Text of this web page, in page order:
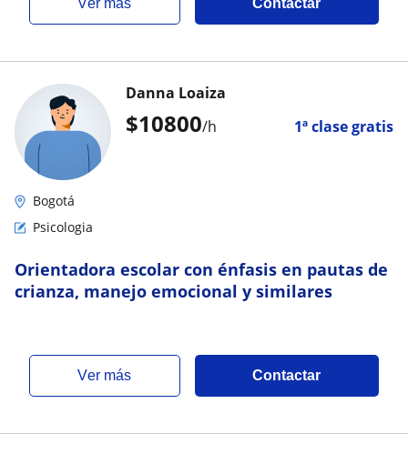
ver más Contactar
$10800/h 1ª clase gratis
Danna Loaiza
Bogotá
Psicologia
Orientadora escolar con énfasis en pautas de
crianza, manejo emocional y similares
ver más Contactar